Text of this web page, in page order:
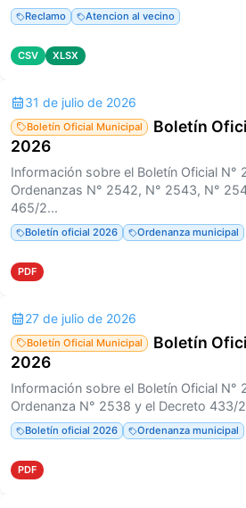
Reclamo Atencion al vecino
CSV XLSX
31 de julio de 2026
Boletín Oficial Municipal
Boletín
2026
Información sobre el Boletín Oficial N°
Ordenanzas N° 2542, N° 2543, N°
465/2...
Boletín oficial 2026 Ordenanza municipal
PDF
27 de julio de 2026
Boletín Oficial Municipal
Boletín
2026
Información sobre el Boletín Oficial N°
Ordenanza N° 2538 y el Decreto 433/
Boletín oficial 2026 Ordenanza municipal
PDF